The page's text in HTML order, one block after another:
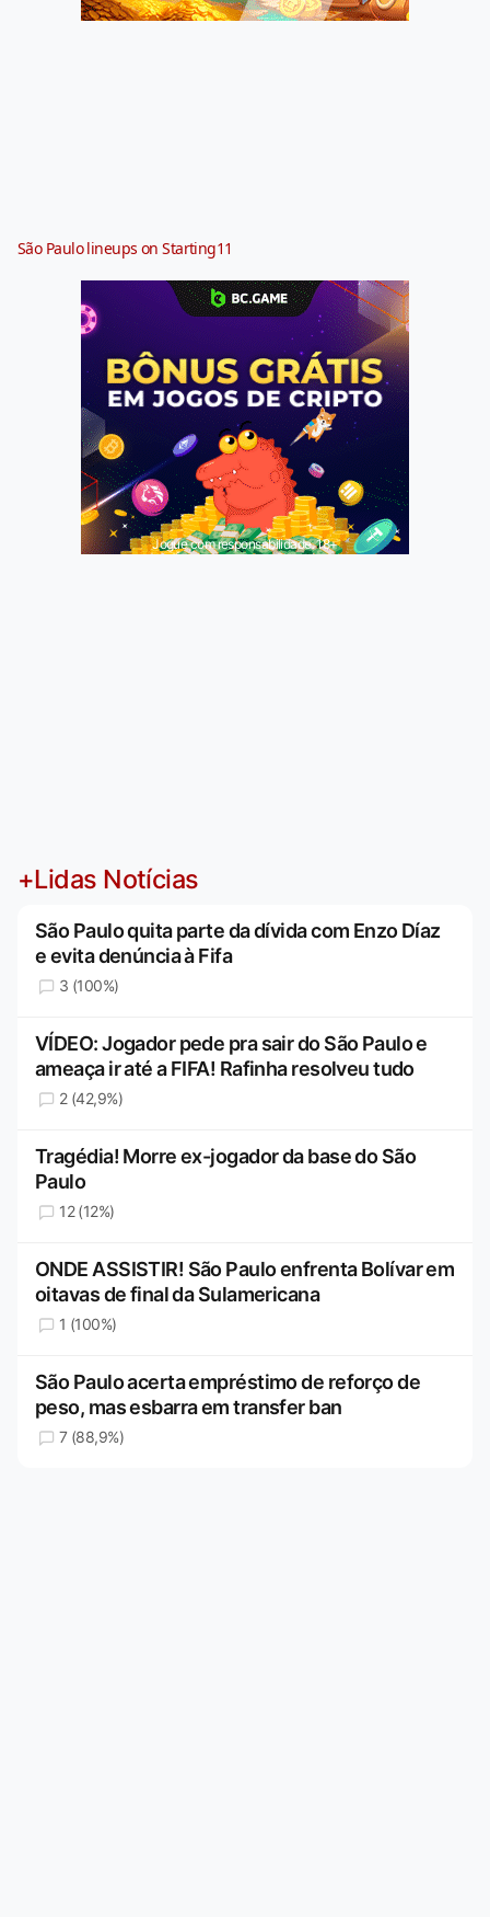
São Paulo lineups on Starting11
Jogue com responsabilidade. 18+
+Lidas Notícias
São Paulo quita parte da dívida com Enzo Díaz
e evita denúncia à Fifa
3 (100%)
VÍDEO: Jogador pede pra sair do São Paulo e
ameaça ir até a FIFA! Rafinha resolveu tudo
2 (42,9%)
Tragédia! Morre ex-jogador da base do São
Paulo
12 (12%)
ONDE ASSISTIR! São Paulo enfrenta Bolívar em
oitavas de final da Sulamericana
1 (100%)
São Paulo acerta empréstimo de reforço de
peso, mas esbarra em transfer ban
7 (88,9%)